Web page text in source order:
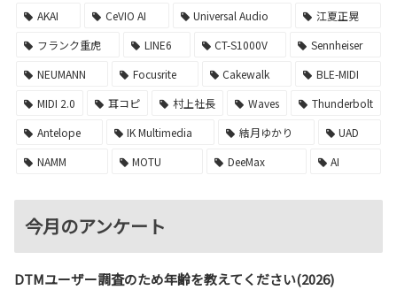
AKAI
CeVIO AI Universal Audio
江夏正晃
フランク重虎
LINE6 CT-S1000V
Sennheiser
NEUMANN
Focusrite Cakewalk
BLE-MIDI
MIDI 2.0
耳コピ 村上社長 Waves
Thunderbolt
Antelope
IK Multimedia 結月ゆかり
UAD
NAMM
MOTU DeeMax AI
今月のアンケート
DTMユーザー調査のため年齢を教えてください(2026)